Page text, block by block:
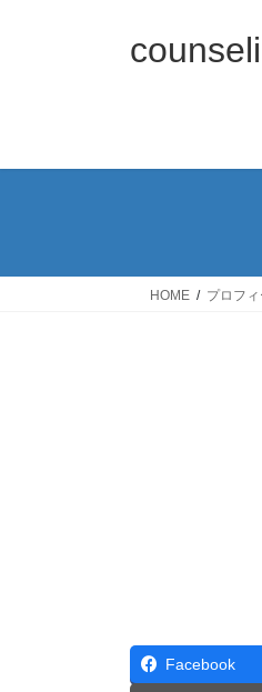
ス
ン
HOME プロフ
Facebook